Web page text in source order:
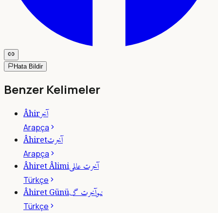
Hata Bildir
Benzer Kelimeler
Âhirآخر
Arapça
Âhiretآخرت
Arapça
Âhiret Âlimiآخرت عالمى
Türkçe
Âhiret Günüنىوآخرت گ
Türkçe